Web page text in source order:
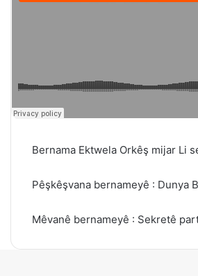
Bernama Ektwela Orkêş mijar Li
Pêşkêşvana bernameyê : Dunya
Mêvanê bernameyê : Sekretê